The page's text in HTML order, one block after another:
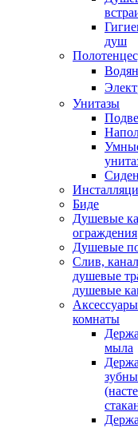
душ
ㅤ
ㅤ
Унитазы
Биде
Душевые
ограждения
Душевые
Слив,
душевые
душевые
комнаты
мыла